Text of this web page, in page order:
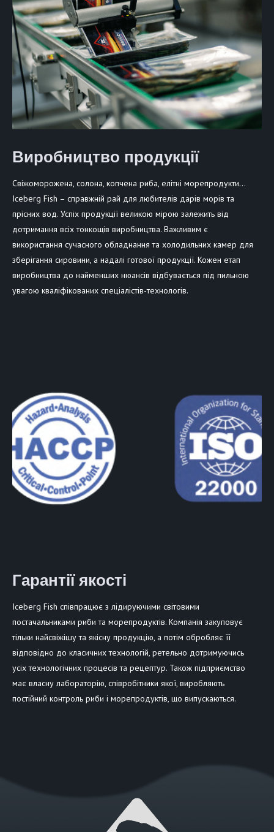
Виробництво продукції
Свіжоморожена, солона, копчена риба, елітні морепродукти…
Iceberg Fish – справжній рай для любителів дарів морів та
прісних вод. Успіх продукції великою мірою залежить від
дотримання всіх тонкощів виробництва. Важливим є
використання сучасного обладнання та холодильних камер для
зберігання сировини, а надалі готової продукції. Кожен етап
виробництва до найменших нюансів відбувається під пильною
увагою кваліфікованих спеціалістів-технологів.
Гарантії якості
Iceberg Fish співпрацює з лідируючими світовими
постачальниками риби та морепродуктів. Компанія закуповує
тільки найсвіжішу та якісну продукцію, а потім обробляє її
відповідно до класичних технологій, ретельно дотримуючись
усіх технологічних процесів та рецептур. Також підприємство
має власну лабораторію, співробітники якої, виробляють
постійний контроль риби і морепродуктів, що випускаються.